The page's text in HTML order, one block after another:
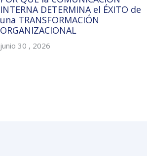
INTERNA DETERMINA el ÉXITO de
una TRANSFORMACIÓN
ORGANIZACIONAL
junio 30 , 2026